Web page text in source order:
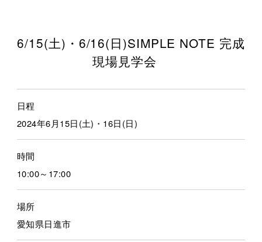
6/15(土)・6/16(日)SIMPLE NOTE 完成
現場見学会
日程
2024年6月15日(土)・16日(日)
時間
10:00～17:00
場所
愛知県日進市